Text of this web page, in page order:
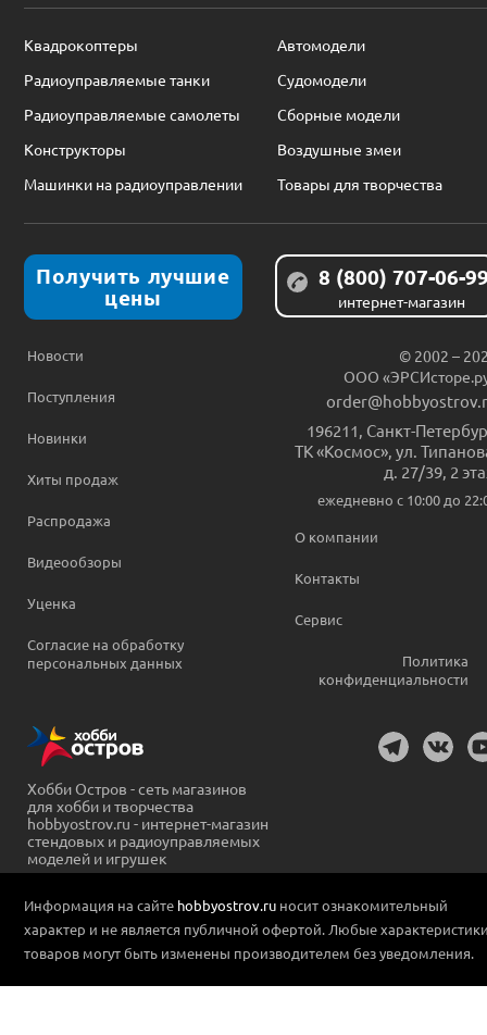
Квадрокоптеры
Автомодели
Радиоуправляемые танки
Судомодели
Радиоуправляемые самолеты
Сборные модели
Конструкторы
Воздушные змеи
Машинки на радиоуправлении
Товары для творчества
Получить лучшие
цены
8 (800) 707-06-
интернет-магазин
Новости
Поступления
Новинки
Хиты продаж
Распродажа
Видеообзоры
Уценка
Согласие на обработку
персональных данных
© 2002 –
ООО
196211 Санкт-
ТК «Космос», ул.
д. 27/39, 2
ежедневно c 10:00 до
О компании
Контакты
Сервис
Политика
конфиденциальности
Хобби Остров - сеть магазинов
для хобби и творчества
hobbyostrov.ru - интернет-магазин
стендовых и радиоуправляемых
моделей и игрушек
Информация на сайте hobbyostrov.ru носит ознакомительный
характер и не является публичной офертой. Любые
товаров могут быть изменены производителем без уведомления.